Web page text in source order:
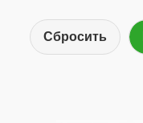
Сбросить